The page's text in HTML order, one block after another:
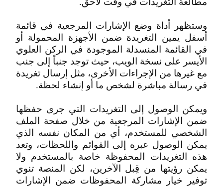
وستظهر أداة وضع الإشارات المرجعية في قائمة
أسفل يمين التغريدة ضمن الأجهزة المحمولة أو
في القائمة المنسدلة الموجودة في الركن العلوي
الأيسر على نسخة الويب، حيث توجد جنباً إلى جنب
مع غيرها من الإجراءات الأخرى، مثل إرسال تغريدة
في رسالة مباشرة لشخص ما أو إنشاء لحظة.
ويمكن الوصول إلى التغريدات التي جرى حفظها
ضمن الإشارات المرجعية من خلال صفحة الملف
الشخصي للمستخدم، أي من المكان نفسه الذي
يمكن الوصول عبره إلى القوائم واللحظات، وتعد
هذه التغريدات المحفوظة خاصة بالمستخدم ولا
يمكن رؤيتها من قِبل الآخرين، لكن المنصة تنوي
توفير خيار مشاركة المحفوظات ضمن الإشارات